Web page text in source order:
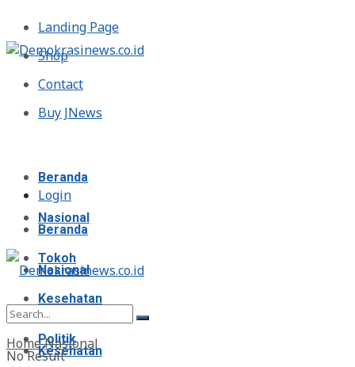
Landing Page
Shop
Contact
Buy JNews
Login
Beranda
Nasional
Tokoh
Kesehatan
Politik
Beranda
Nasional
Tokoh
Kesehatan
No Result
HomeNasional